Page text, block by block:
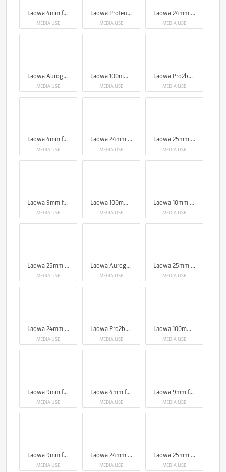
Laowa 4mm f/2.8 Fisheye Lens - MFT
MEDIA USE
Laowa Proteus Zoom 2X Anamorphic 26-45mm T2.9
MEDIA USE
Laowa 24mm f/14 Probe Lens
MEDIA USE
Laowa Aurogon FF 10-50x NA0.5 supermicro APO
MEDIA USE
Laowa 100mm f/2.8 2x Ultra Macro APO Lens (Auto Aperture)
MEDIA USE
Laowa Pro2be 24mm T8 2X Probe Lens (Direct, 35° & Periscope Module)
MEDIA USE
Laowa 4mm f/2.8 Fisheye Lens
MEDIA USE
Laowa 24mm f/14 Probe Lens
MEDIA USE
Laowa 25mm f/2.8 2.5-5X Ultra Macro Lens
MEDIA USE
Laowa 9mm f/2.8 Zero-D Lens
MEDIA USE
Laowa 100mm f/2.8 2x Ultra Macro APO Lens (Auto Aperture)
MEDIA USE
Laowa 10mm f/2.8 Zero-D FF (Auto Focus)
MEDIA USE
Laowa 25mm f/2.8 2.5-5X Ultra Macro Lens
MEDIA USE
Laowa Aurogon FF 10-50x NA0.5 supermicro APO
MEDIA USE
Laowa 25mm f/2.8 2.5-5X Ultra Macro Lens
MEDIA USE
Laowa 24mm f/14 Probe Lens
MEDIA USE
Laowa Pro2be 24mm T8 2X Probe Lens (Direct, 35° & Periscope Module)
MEDIA USE
Laowa 100mm f/2.8 2x Ultra Macro APO Lens (Auto Aperture)
MEDIA USE
Laowa 9mm f/2.8 Zero-D Lens
MEDIA USE
Laowa 4mm f/2.8 Fisheye Lens
MEDIA USE
Laowa 9mm f/2.8 Zero-D Lens
MEDIA USE
Laowa 9mm f/2.8 Zero-D Lens
MEDIA USE
Laowa 24mm f/14 Probe Lens
MEDIA USE
Laowa 25mm f/2.8 2.5-5X Ultra Macro Lens
MEDIA USE